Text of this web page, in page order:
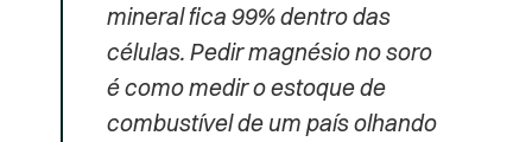
mineral fica 99% dentro das
células. Pedir magnésio no soro
é como medir o estoque de
combustível de um país olhando